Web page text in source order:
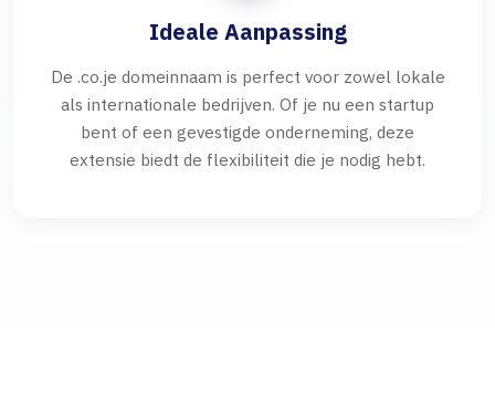
Ideale Aanpassing
De .co.je domeinnaam is perfect voor zowel lokale
als internationale bedrijven. Of je nu een startup
bent of een gevestigde onderneming, deze
extensie biedt de flexibiliteit die je nodig hebt.